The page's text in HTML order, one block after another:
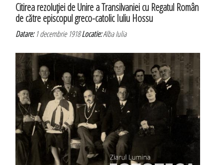
Citirea rezoluţiei de Unire a Transilvaniei cu Regatul Român
de către episcopul greco-catolic Iuliu Hossu
Datare:1 decembrie 1918Locatie:Alba Iulia